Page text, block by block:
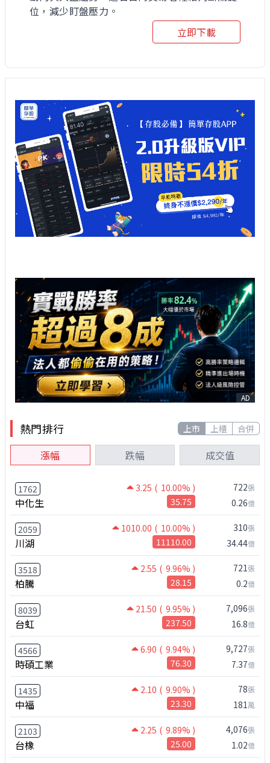
位，減少盯盤壓力。
立即下載
AD
熱門排行 上市 上櫃 合併
漲幅 跌幅 成交值
1762 3.25 ( 10.00% )
中化生 35.75
722張
0.26億
2059 1010.00 ( 10.00% )
川湖 11110.00
310張
34.44億
3518 2.55 ( 9.96% )
柏騰 28.15
721張
0.2億
8039 21.50 ( 9.95% )
台虹 237.50
7,096張
16.8億
4566 6.90 ( 9.94% )
時碩工業 76.30
9,727張
7.37億
1435 2.10 ( 9.90% )
中福 23.30
78張
181萬
2103 2.25 ( 9.89% )
台橡 25.00
4,076張
1.02億